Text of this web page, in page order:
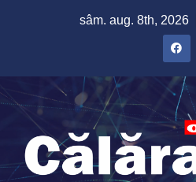
sâm. aug. 8th, 2026